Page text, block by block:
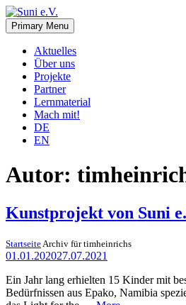
Skip
to
content
Suni e.V.
Deutsch-Namibischer Verein, zur
Nachhaltigkeitsziele
Primary Menu
Aktuelles
Über uns
Projekte
Partner
Lernmaterial
Mach mit!
DE
EN
Autor:
Kunstprojekt von Suni
Startseite Archiv für timheinrichs
01.01.202027.07.2021
Ein Jahr lang erhielten 15 Kinder mit
Bedürfnissen aus Epako, Namibia